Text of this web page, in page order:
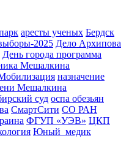
аресты ученых Бердск
2025 Дело Архипова
День города программа
Мешалкина
назначение
Мешалкина
суд оспа обезьян
СмартСити СО РАН
ФГУП «УЭВ» ЦКП
Юный_медик